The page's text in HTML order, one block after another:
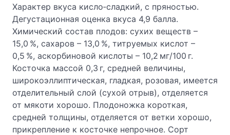
Характер вкуса кисло‑сладкий, с пряностью.
Дегустационная оценка вкуса 4,9 балла.
Химический состав плодов: сухих веществ –
15,0 %, сахаров – 13,0 %, титруемых кислот –
0,5 %, аскорбиновой кислоты – 10,2 мг/100 г.
Косточка массой 0,3 г, средней величины,
широкоэллиптическая, гладкая, розовая, имеется
отделительный слой (сухой отрыв), отделяется
от мякоти хорошо. Плодоножка короткая,
средней толщины, отделяется от ветки хорошо,
прикрепление к косточке непрочное. Сорт